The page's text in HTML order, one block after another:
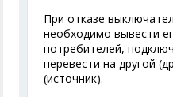
При отказе
необходимо вывести
потребителей,
перевести на другой
(источник).